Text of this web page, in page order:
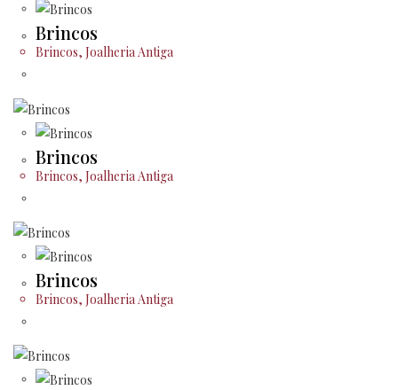
Brincos
Brincos, Joalheria Antiga
Brincos
Brincos, Joalheria Antiga
Brincos
Brincos, Joalheria Antiga